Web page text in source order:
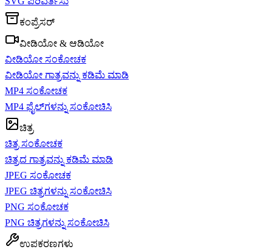
ಕಂಪ್ರೆಸರ್
ವೀಡಿಯೋ & ಆಡಿಯೋ
ವೀಡಿಯೋ ಸಂಕೋಚಕ
ವೀಡಿಯೋ ಗಾತ್ರವನ್ನು ಕಡಿಮೆ ಮಾಡಿ
MP4 ಸಂಕೋಚಕ
MP4 ಫೈಲ್‌ಗಳನ್ನು ಸಂಕೋಚಿಸಿ
ಚಿತ್ರ
ಚಿತ್ರ ಸಂಕೋಚಕ
ಚಿತ್ರದ ಗಾತ್ರವನ್ನು ಕಡಿಮೆ ಮಾಡಿ
JPEG ಸಂಕೋಚಕ
JPEG ಚಿತ್ರಗಳನ್ನು ಸಂಕೋಚಿಸಿ
PNG ಸಂಕೋಚಕ
PNG ಚಿತ್ರಗಳನ್ನು ಸಂಕೋಚಿಸಿ
ಉಪಕರಣಗಳು